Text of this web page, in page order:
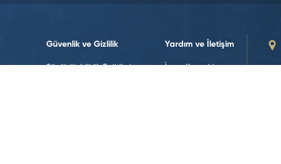
Güvenlik ve Gizlilik
Sürdürülebilirlik Politikalarımız
Yardım ve İletişim
İnsan Kaynakları